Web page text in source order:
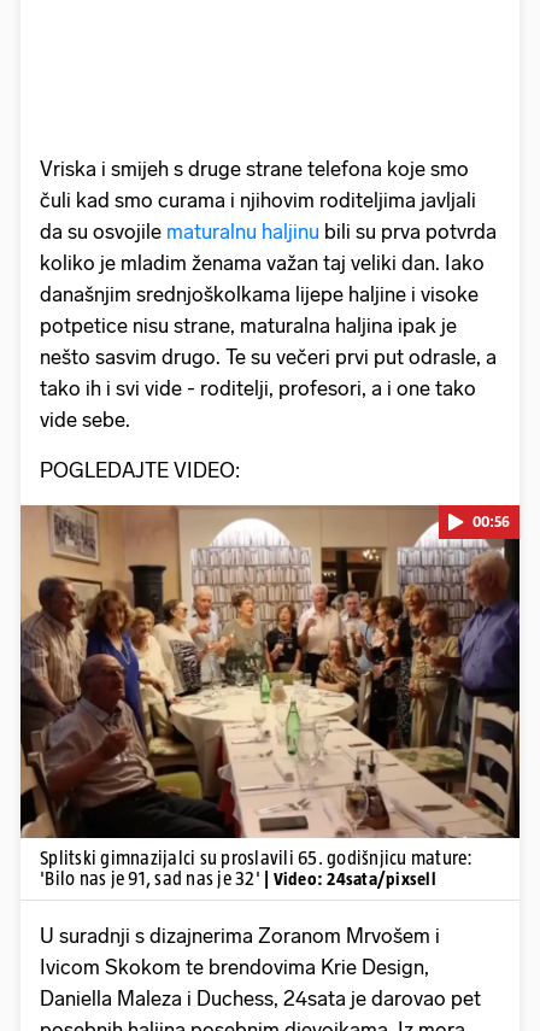
Vriska i smijeh s druge strane telefona koje smo
čuli kad smo curama i njihovim roditeljima javljali
da su osvojile maturalnu haljinu bili su prva potvrda
koliko je mladim ženama važan taj veliki dan. Iako
današnjim srednjoškolkama lijepe haljine i visoke
potpetice nisu strane, maturalna haljina ipak je
nešto sasvim drugo. Te su večeri prvi put odrasle, a
tako ih i svi vide - roditelji, profesori, a i one tako
vide sebe.
POGLEDAJTE VIDEO:
Pokretanje videa...
00:56
Splitski gimnazijalci su proslavili 65. godišnjicu mature:
'Bilo nas je 91, sad nas je 32'
| Video: 24sata/pixsell
U suradnji s dizajnerima Zoranom Mrvošem i
Ivicom Skokom te brendovima Krie Design,
Daniella Maleza i Duchess, 24sata je darovao pet